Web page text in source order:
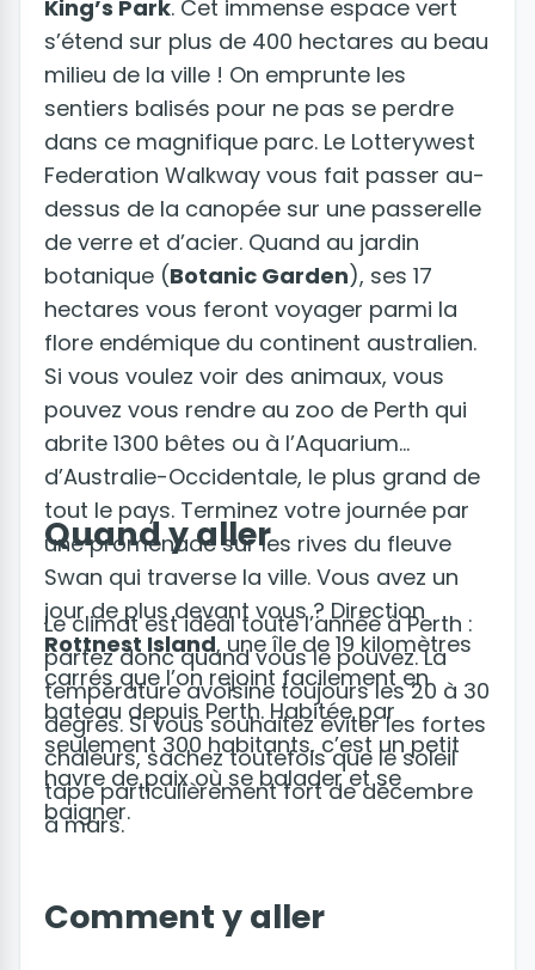
King’s Park. Cet immense espace vert
s’étend sur plus de 400 hectares au beau
milieu de la ville ! On emprunte les
sentiers balisés pour ne pas se perdre
dans ce magnifique parc. Le Lotterywest
Federation Walkway vous fait passer au-
dessus de la canopée sur une passerelle
de verre et d’acier. Quand au jardin
botanique (Botanic Garden), ses 17
hectares vous feront voyager parmi la
flore endémique du continent australien.
Si vous voulez voir des animaux, vous
pouvez vous rendre au zoo de Perth qui
abrite 1300 bêtes ou à l’Aquarium
d’Australie-Occidentale, le plus grand de
tout le pays. Terminez votre journée par
une promenade sur les rives du fleuve
Swan qui traverse la ville. Vous avez un
jour de plus devant vous ? Direction
Rottnest Island, une île de 19 kilomètres
carrés que l’on rejoint facilement en
bateau depuis Perth. Habitée par
seulement 300 habitants, c’est un petit
havre de paix où se balader et se
baigner.
Quand y aller
Le climat est idéal toute l’année à Perth :
partez donc quand vous le pouvez. La
température avoisine toujours les 20 à 30
degrés. Si vous souhaitez éviter les fortes
chaleurs, sachez toutefois que le soleil
tape particulièrement fort de décembre
à mars.
Comment y aller